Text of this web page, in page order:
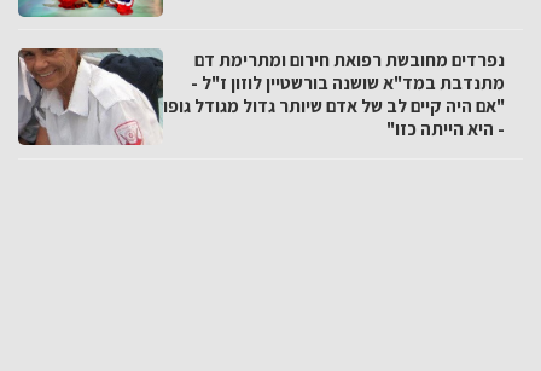
נפרדים מחובשת רפואת חירום ומתרימת דם
מתנדבת במד"א שושנה בורשטיין לוזון ז"ל -
"אם היה קיים לב של אדם שיותר גדול מגודל גופו
- היא הייתה כזו"